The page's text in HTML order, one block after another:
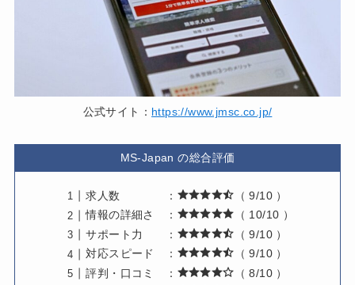
公式サイト： https://www.jmsc.co.jp/
MS-Japan の総合評価
求人数 ：
（ 9/10 ）
情報の詳細さ ：
（ 10/10 ）
サポート力 ：
（ 9/10 ）
対応スピード ：
（ 9/10 ）
評判・口コミ ：
（ 8/10 ）